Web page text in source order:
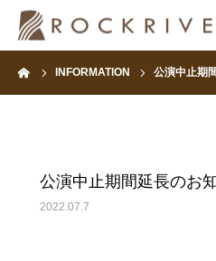
INFORMATION 公演中止期
公演中止期間延長のお
2022.07.7
HOME
ARTIST